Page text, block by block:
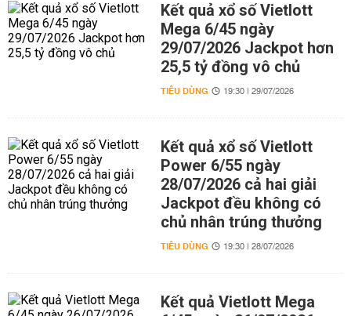
Kết quả xổ số Vietlott
Mega 6/45 ngày
29/07/2026 Jackpot hơn
25,5 tỷ đồng vô chủ
TIÊU DÙNG 19:30 | 29/07/2026
Kết quả xổ số Vietlott
Power 6/55 ngày
28/07/2026 cả hai giải
Jackpot đều không có
chủ nhân trúng thưởng
TIÊU DÙNG 19:30 | 28/07/2026
Kết quả Vietlott Mega